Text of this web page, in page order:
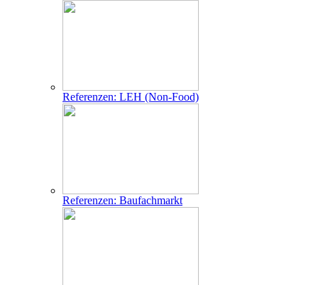
Referenzen: LEH (Non-Food)
Referenzen: Baufachmarkt